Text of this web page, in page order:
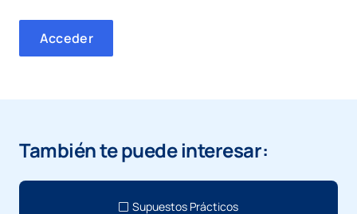
Acceder
También te puede interesar:
Supuestos Prácticos